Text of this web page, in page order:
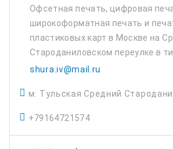
Офсетная печать, цифровая
широкоформатная печать и
пластиковых карт в Москве на
Староданиловском переулке в
Конпринт.
shura.iv@mail.ru
м. Тульская Средний
+79164721574